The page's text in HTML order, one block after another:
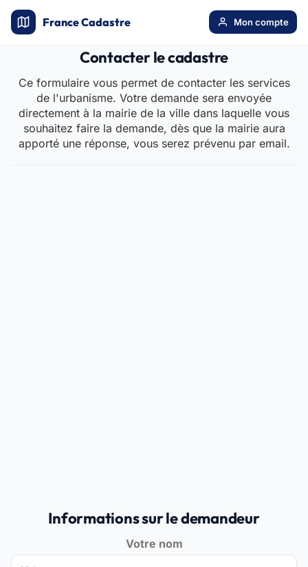
France Cadastre Mon compte
Contacter le cadastre
Ce formulaire vous permet de contacter les services
de l'urbanisme. Votre demande sera envoyée
directement à la mairie de la ville dans laquelle vous
souhaitez faire la demande, dès que la mairie aura
apporté une réponse, vous serez prévenu par email.
Informations sur le demandeur
Votre nom